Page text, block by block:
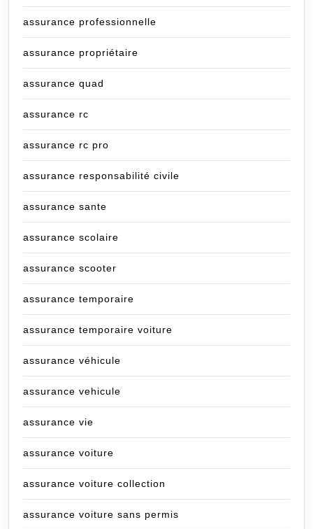
assurance professionnelle
assurance propriétaire
assurance quad
assurance rc
assurance rc pro
assurance responsabilité civile
assurance sante
assurance scolaire
assurance scooter
assurance temporaire
assurance temporaire voiture
assurance véhicule
assurance vehicule
assurance vie
assurance voiture
assurance voiture collection
assurance voiture sans permis